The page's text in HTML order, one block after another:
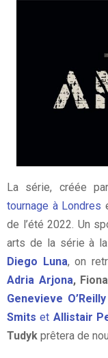
La série, créée
tournage à Londres
de l’été 2022. Un
arts de la série à la
Diego Luna, on
Adria Arjona,
Genevieve O’Reilly
Smits et Allistair
Tudyk prêtera de